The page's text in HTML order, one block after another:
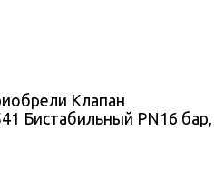
Клапан
Бистабильный PN16 бар,